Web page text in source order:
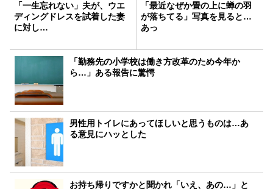
「一生忘れない」夫が、ウエ
ディングドレスを試着した妻
に対し…
「最近なぜか畳の上に蝉の羽
が落ちてる」写真を見ると…
あっ
「勤務先の小学校は働き方改革のため今年か
ら…」ある報告に驚愕
男性用トイレにあってほしいと思うものは…あ
る意見にハッとした
お持ち帰りですかと聞かれ「いえ、あの…」と